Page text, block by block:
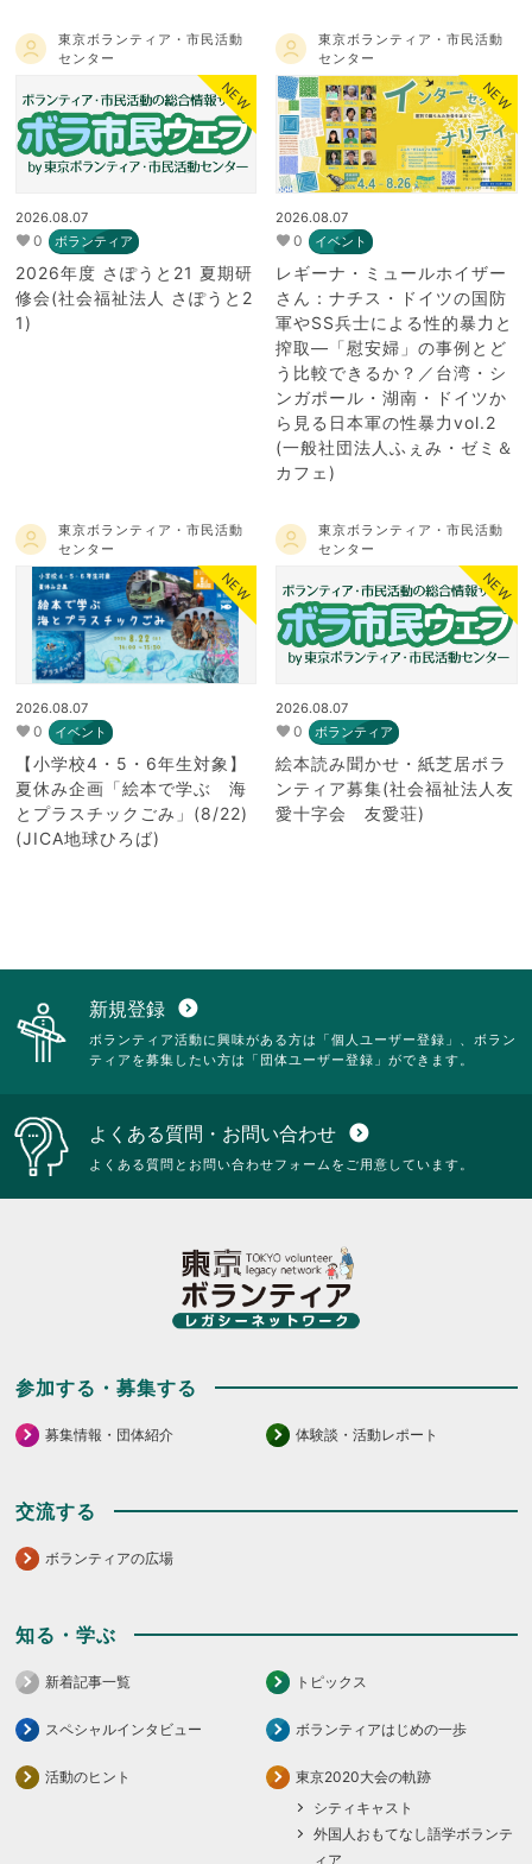
東京ボランティア・市民活動
センター
NEW
2026.08.07
0 ボランティア
2026年度 さぽうと21 夏期研
修会(社会福祉法人 さぽうと2
1)
東京ボランティア・市民活動
センター
NEW
2026.08.07
0 イベント
レギーナ・ミュールホイザー
さん：ナチス・ドイツの国防
軍やSS兵士による性的暴力と
搾取―「慰安婦」の事例とど
う比較できるか？／台湾・シ
ンガポール・湖南・ドイツか
ら見る日本軍の性暴力vol.2
(一般社団法人ふぇみ・ゼミ＆
カフェ)
東京ボランティア・市民活動
センター
NEW
2026.08.07
0 イベント
【小学校4・5・6年生対象】
夏休み企画「絵本で学ぶ 海
とプラスチックごみ」(8/22)
(JICA地球ひろば)
東京ボランティア・市民活動
センター
NEW
2026.08.07
0 ボランティア
絵本読み聞かせ・紙芝居ボラ
ンティア募集(社会福祉法人友
愛十字会 友愛荘)
新規登録 expand_circle_down
ボランティア活動に興味がある方は「個人ユーザー登録」、ボラン
ティアを募集したい方は「団体ユーザー登録」ができます。
よくある質問・お問い合わせ expand_circle_down
よくある質問とお問い合わせフォームをご用意しています。
参加する・募集する
募集情報・団体紹介 体験談・活動レポート
交流する
ボランティアの広場
知る・学ぶ
新着記事一覧 トピックス
スペシャルインタビュー ボランティアはじめの一歩
活動のヒント
東京2020大会の軌跡
シティキャスト
外国人おもてなし語学ボランテ
ィア